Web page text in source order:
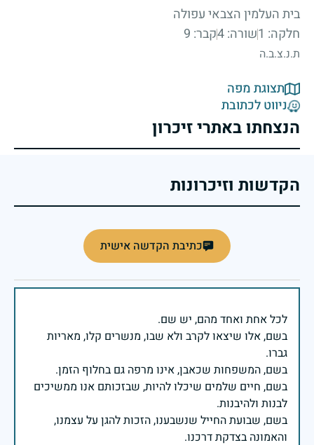
בית העלמין הצבאי עפולה
חלקה: 1
שורה: 4 קבר: 9
ת.נ.צ.ב.ה
תצוגת מפה
ניווט לכתובת
הנצחתו באתרי זיכרון
הקדשות וזיכרונות
כתיבת הקדשה אישית
בשם, אלו שיצאו לקרב ולא שבו, מנשרים קלו, מאריות
בשם, חיים שלמים שיכלו להיות, שבזכותם אנו ממשיכים
בשם, שבועת החייל שנשבענו, הזכות להגן על עצמנו,